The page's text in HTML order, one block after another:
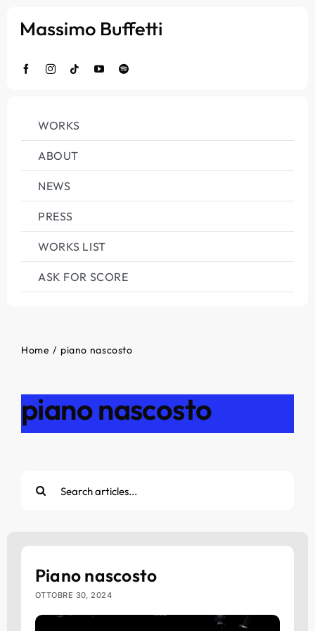
WORKS
ABOUT
NEWS
PRESS
WORKS LIST
ASK FOR SCORE
piano nascosto
Home piano nascosto
per:
Piano nascosto
OTTOBRE 30, 2024